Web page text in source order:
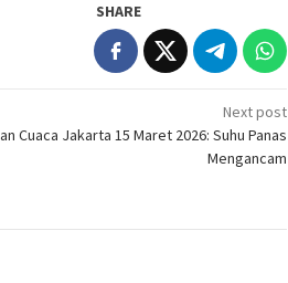
SHARE
Next post
Cuaca Jakarta 15 Maret 2026: Suhu Panas
Mengancam